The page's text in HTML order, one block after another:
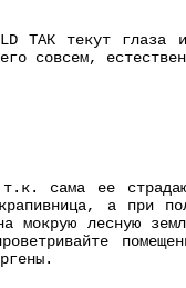
ТАК текут
совсем,
сама ее
крапивница, а при
мокрую лесную